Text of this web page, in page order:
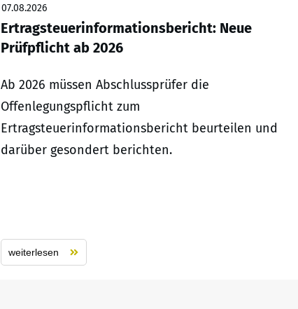
07.08.2026
Ertragsteuerinformationsbericht: Neue
Prüfpflicht ab 2026
Ab 2026 müssen Abschlussprüfer die
Offenlegungspflicht zum
Ertragsteuerinformationsbericht beurteilen und
darüber gesondert berichten.
weiterlesen